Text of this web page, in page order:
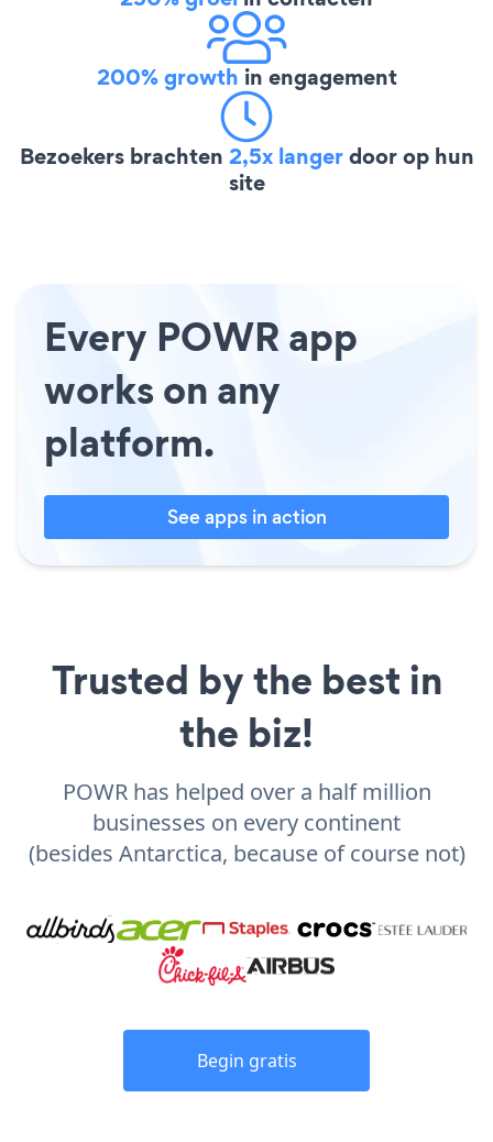
200% growth in engagement
Bezoekers brachten 2,5x langerdoor op hun
site
Every POWR app
works on any
platform.
See apps in action
Trusted by the best in
the biz!
POWR has helped over a half million
businesses on every continent
(besides Antarctica, because of course not)
Begin gratis